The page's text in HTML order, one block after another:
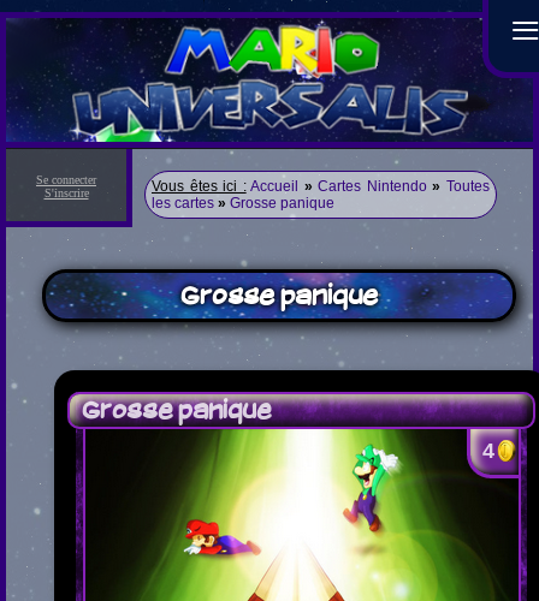
≡
Se connecter
S'inscrire
Vous êtes ici : Accueil » Cartes Nintendo » Toutes
les cartes » Grosse panique
Grosse panique
Grosse panique
4